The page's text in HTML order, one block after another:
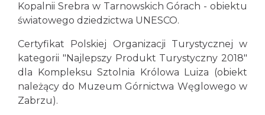
Kopalnii Srebra w Tarnowskich Górach - obiektu
światowego dziedzictwa UNESCO.
Certyfikat Polskiej Organizacji Turystycznej w
kategorii "Najlepszy Produkt Turystyczny 2018"
dla Kompleksu Sztolnia Królowa Luiza (obiekt
należący do Muzeum Górnictwa Węglowego w
Zabrzu).